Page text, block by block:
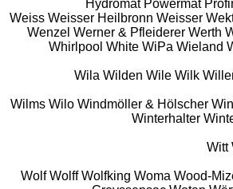
Hydromat Powermat
Weiss Weisser Heilbronn Weisser
Wenzel Werner & Pfleiderer Werth
Whirlpool White WiPa Wieland
Wila Wilden Wile Wilk
Wilms Wilo Windmöller & Hölscher
Winterhalter
Witt
Wolf Wolff Wolfking Woma Wood-